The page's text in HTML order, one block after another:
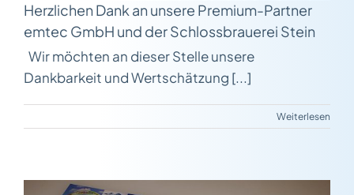
Herzlichen Dank an unsere Premium-Partner
emtec GmbH und der Schlossbrauerei Stein
Wir möchten an dieser Stelle unsere
Dankbarkeit und Wertschätzung [...]
Weiterlesen